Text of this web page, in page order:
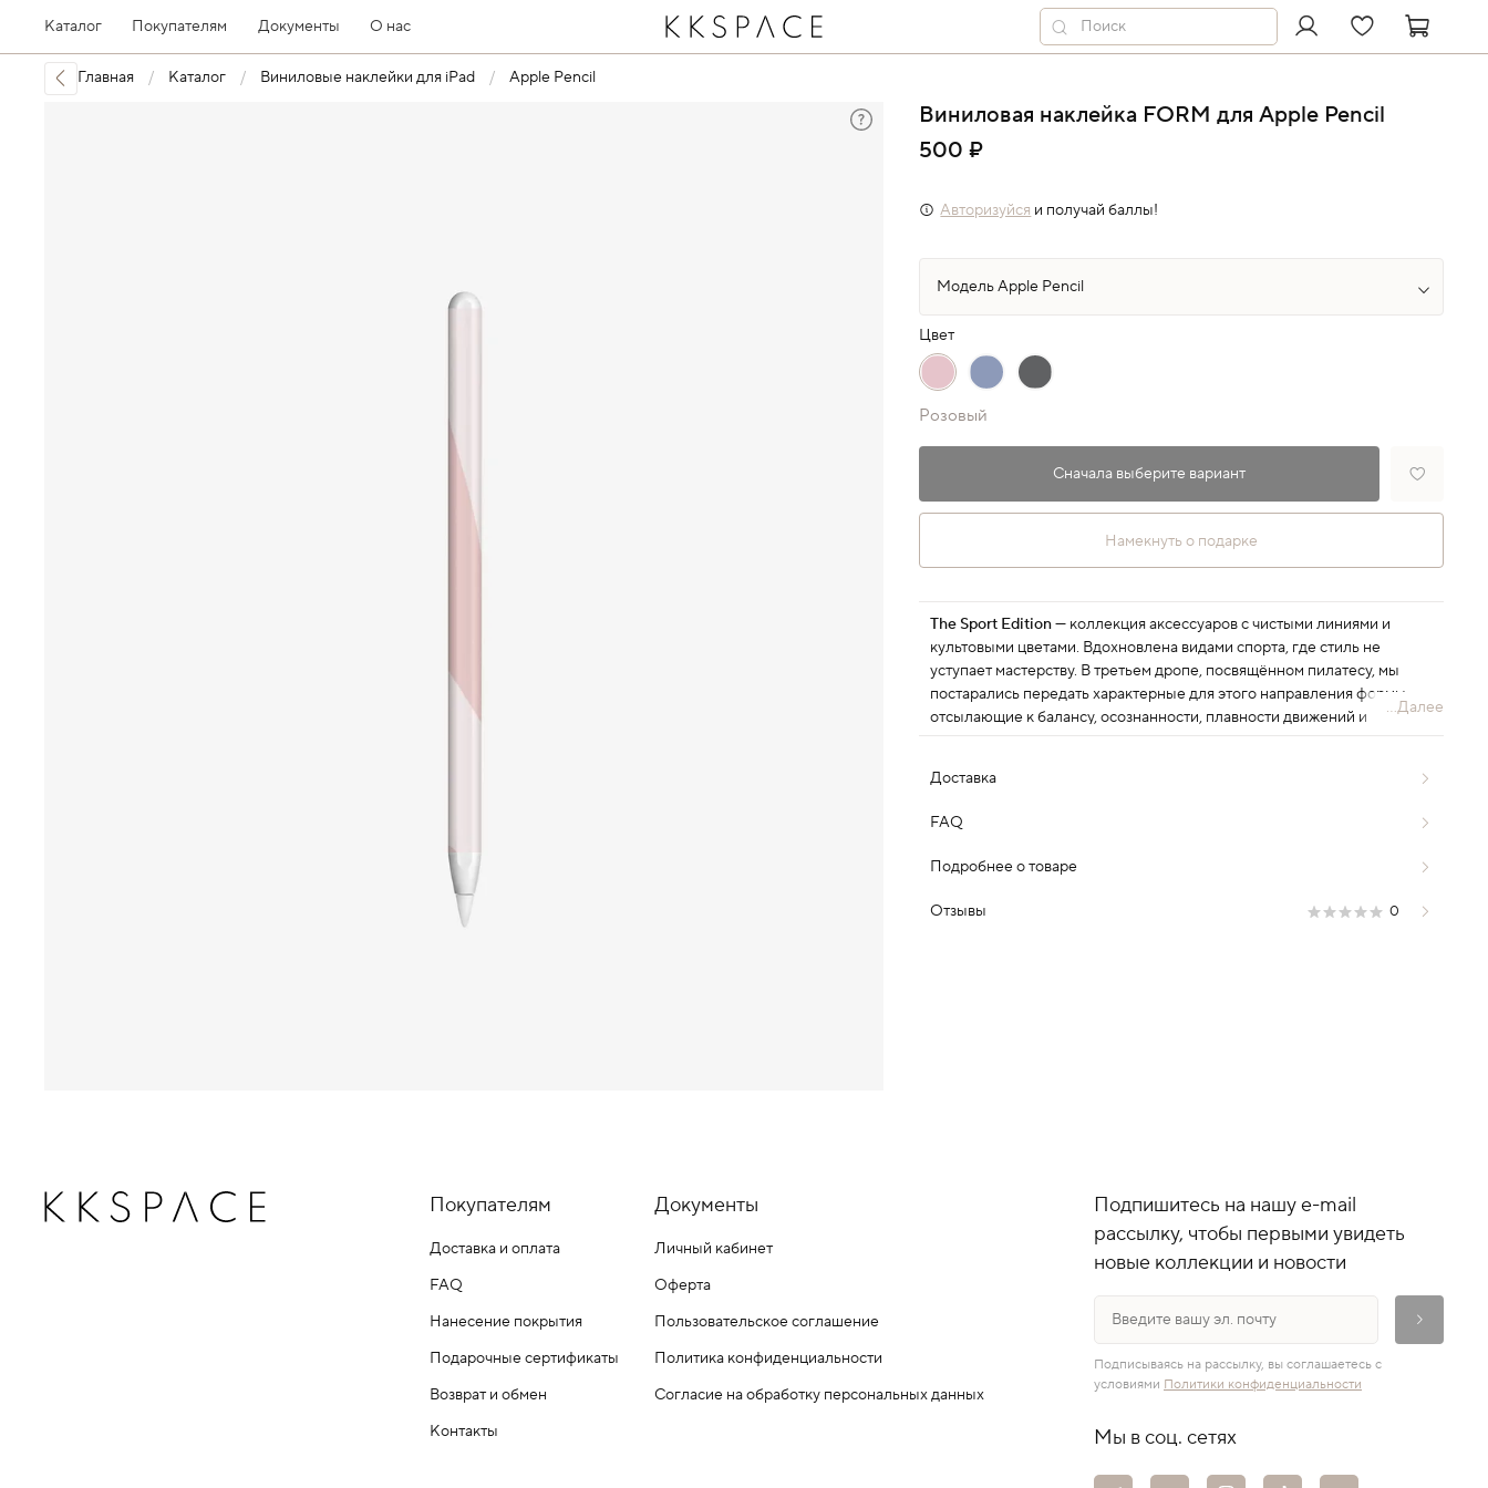
Каталог Покупателям Документы О нас
Главная Каталог Виниловые наклейки для iPad Apple Pencil
Виниловая наклейка FORM для Apple Pencil
500 ₽
Авторизуйся и получай баллы!
Сначала выберите вариант
Цвет
Розовый
Намекнуть о подарке
The Sport Edition— коллекция аксессуаров с чистыми линиями и
культовыми цветами. Вдохновлена видами спорта, где стиль не
уступает мастерству. В третьем дропе, посвящённом пилатесу, мы
постарались передать характерные для этого направления формы —
отсылающие к балансу, осознанности, плавности движений и
минимализму.
...Далее
Доставка
FAQ
Подробнее о товаре
Отзывы 0
Покупателям
Доставка и оплата
FAQ
Нанесение покрытия
Подарочные сертификаты
Возврат и обмен
Контакты
Документы
Личный кабинет
Оферта
Пользовательское соглашение
Политика конфиденциальности
Согласие на обработку персональных данных
Подпишитесь на нашу e-mail
рассылку, чтобы первыми увидеть
новые коллекции и новости
Подписываясь на рассылку, вы соглашаетесь с
условиями Политики конфиденциальности
Мы в соц. сетях